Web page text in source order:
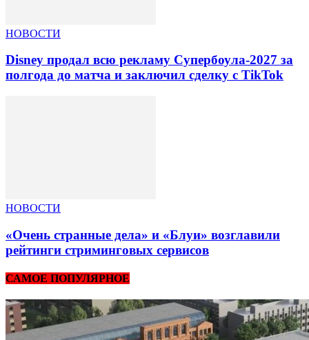
НОВОСТИ
Disney продал всю рекламу Супербоула-2027 за
полгода до матча и заключил сделку с TikTok
НОВОСТИ
«Очень странные дела» и «Блуи» возглавили
рейтинги стриминговых сервисов
САМОЕ ПОПУЛЯРНОЕ